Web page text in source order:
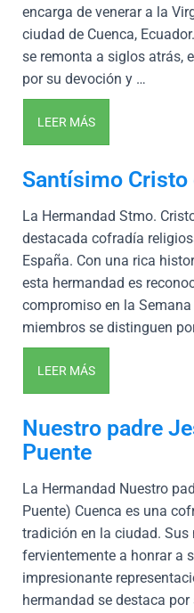
encarga de venerar a la
ciudad de Cuenca,
se remonta a siglos atrás,
por su devoción y …
LEER MÁS
Santísimo Cristo
La Hermandad Stmo.
destacada cofradía
España. Con una rica
esta hermandad es
compromiso en la
miembros se distinguen
LEER MÁS
Nuestro padre
Puente
La Hermandad Nuestro
Puente) Cuenca es una
tradición en la ciudad. Sus
fervientemente a honrar a
impresionante
hermandad se destaca